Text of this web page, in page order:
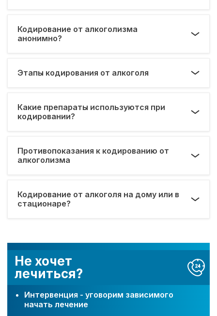
Не хочет
лечиться?
Интервенция - уговорим зависимого
начать лечение
Кодирование от алкоголизма
анонимно?
Этапы кодирования от алкоголя
Какие препараты используются при
кодировании?
Противопоказания к кодированию от
алкоголизма
Кодирование от алкоголя на дому или в
стационаре?